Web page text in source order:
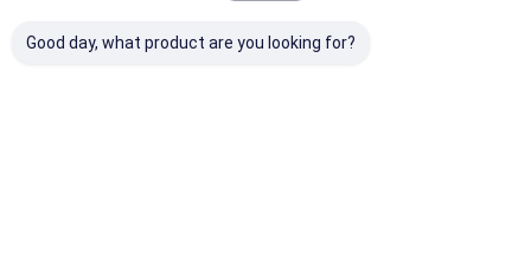
Good day, what product are you looking for?